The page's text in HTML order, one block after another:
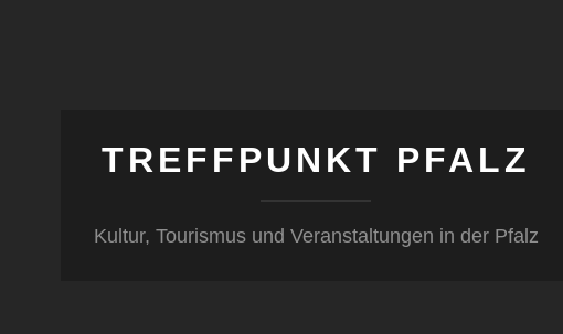
TREFFPUNKT PFALZ
Kultur, Tourismus und Veranstaltungen in der Pfalz